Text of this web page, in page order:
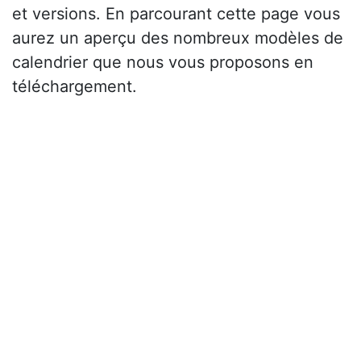
et versions. En parcourant cette page vous
aurez un aperçu des nombreux modèles de
calendrier que nous vous proposons en
téléchargement.